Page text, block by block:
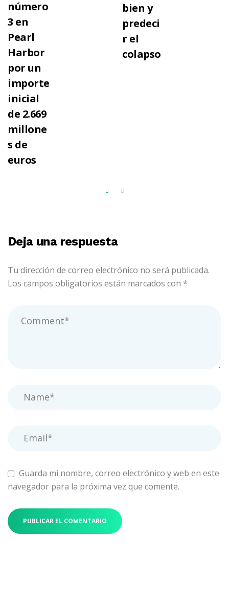
número
3 en
Pearl
Harbor
por un
importe
inicial
de 2.669
millone
s de
euros
bien y
predeci
r el
colapso
Deja una respuesta
Tu dirección de correo electrónico no será publicada.
Los campos obligatorios están marcados con *
Guarda mi nombre, correo electrónico y web en este
navegador para la próxima vez que comente.